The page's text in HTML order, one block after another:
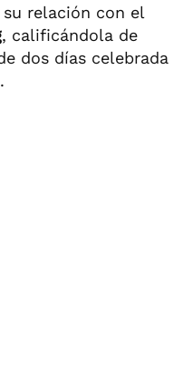
relación con el
, calificándola de
dos días celebrada